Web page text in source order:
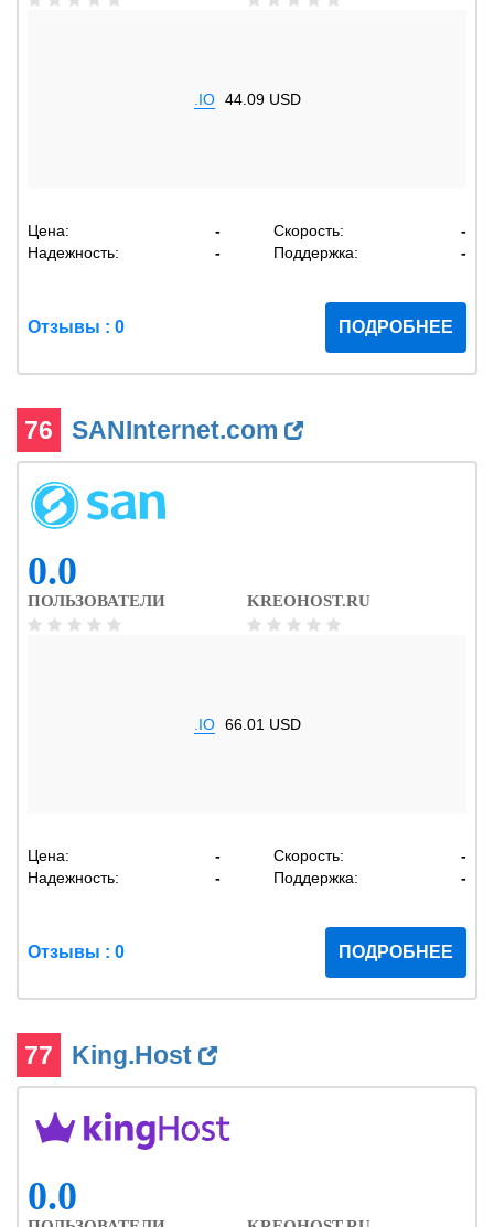
.IO 44.09 USD
Цена: - Скорость:
-
Надежность:
- Поддержка: -
Отзывы : 0 ПОДРОБНЕЕ
76 SANInternet.com
0.0
ПОЛЬЗОВАТЕЛИ KREOHOST.RU
.IO 66.01 USD
Цена: - Скорость:
-
Надежность:
- Поддержка: -
Отзывы : 0 ПОДРОБНЕЕ
77 King.Host
0.0